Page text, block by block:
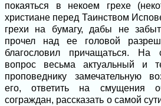
покаяться в некоем грехе
христиане перед Таинством
грехи на бумагу, дабы не
прочел над ее головой
благословил причащаться.
вопрос весьма актуальный и
проповеднику замечательную
его, ответить на смущения
сограждан, рассказать о самой